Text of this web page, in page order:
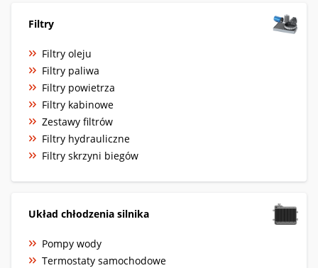
Filtry
Filtry oleju
Filtry paliwa
Filtry powietrza
Filtry kabinowe
Zestawy filtrów
Filtry hydrauliczne
Filtry skrzyni biegów
Układ chłodzenia silnika
Pompy wody
Termostaty samochodowe